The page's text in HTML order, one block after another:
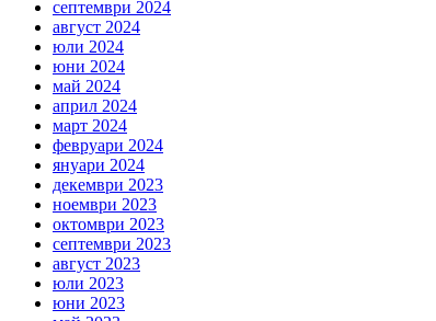
септември 2024
август 2024
юли 2024
юни 2024
май 2024
април 2024
март 2024
февруари 2024
януари 2024
декември 2023
ноември 2023
октомври 2023
септември 2023
август 2023
юли 2023
юни 2023